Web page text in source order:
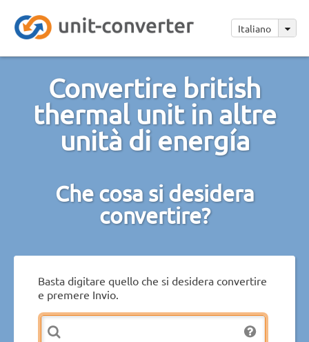
Italiano
Convertire british
thermal unit in altre
unità di energía
Che cosa si desidera
convertire?
Basta digitare quello che si desidera convertire
e premere Invio.